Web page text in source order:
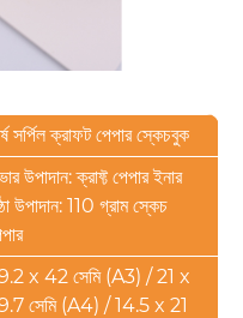
সর্পিল ক্রাফট পেপার স্কেচবুক
উপাদান: ক্রাফ্ট পেপার ইনার
উপাদান: 110 গ্রাম স্কেচ
x 42 সেমি (A3) / 21 x
সেমি (A4) / 14.5 x 21